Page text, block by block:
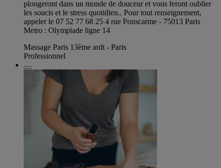
plongeront dans un monde de douceur et vous feront oublier
les soucis et le stress quotidien.. Pour tout renseignement,
appeler le 07 52 77 68 25 4 rue Ponscarme - 75013 Paris
Metro : Olympiade ligne 14
Massage Paris 13ème ardt - Paris
Professionnel